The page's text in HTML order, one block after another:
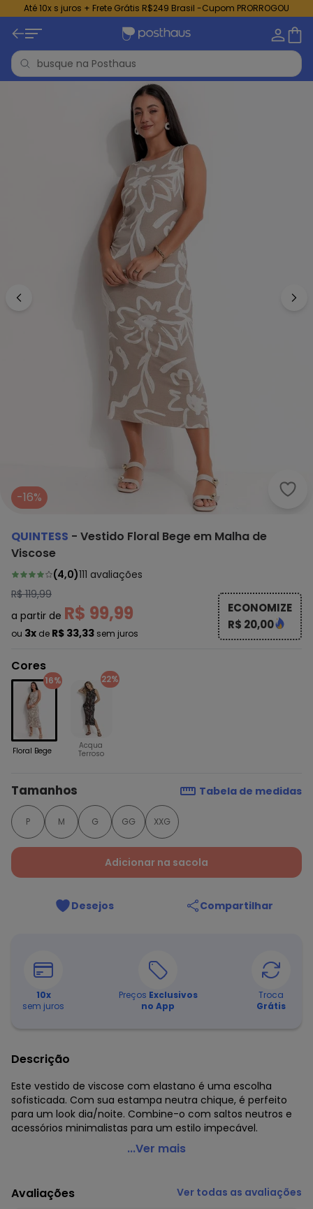
Até 10x s juros + Frete Grátis R$249 Brasil -Cupom PRORROGOU
-16%
QUINTESS - Vestido Floral Bege em Malha de
Viscose
(4,0)111 avaliações
R$ 119,99
a partir de R$ 99,99
ou 3x de R$ 33,33 sem juros
ECONOMIZE
R$ 20,00
Cores
16%
Floral Bege
22%
Acqua
Terroso
Tamanhos Tabela de medidas
P M G GG XXG
Adicionar na sacola
Desejos Compartilhar
10x
sem juros
Preços Exclusivos
no App
Troca
Grátis
Descrição
Este vestido de viscose com elastano é uma escolha
sofisticada. Com sua estampa neutra chique, é perfeito
para um look dia/noite. Combine-o com saltos neutros e
acessórios minimalistas para um estilo impecável.
Quintess - Vestido Floral Bege em Malha de Viscose
Decote frente: Redondo
Complemento: Fenda(s); franzido
...Ver mais
Avaliações Ver todas as avaliações